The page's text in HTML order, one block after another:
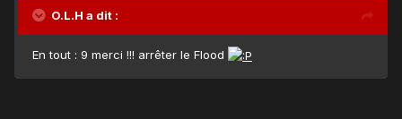
O.L.H a dit :
En tout : 9 merci !!! arrêter le Flood